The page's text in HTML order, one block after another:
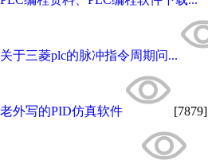
关于三菱plc的脉冲指令周期问...
老外写的PID仿真软件 [7879]